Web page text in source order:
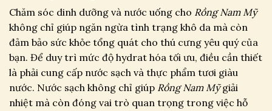
Chăm sóc dinh dưỡng và nước uống cho Rồng Nam Mỹ
không chỉ giúp ngăn ngừa tình trạng khô da mà còn
đảm bảo sức khỏe tổng quát cho thú cưng yêu quý của
bạn. Để duy trì mức độ hydrat hóa tối ưu, điều cần thiết
là phải cung cấp nước sạch và thực phẩm tươi giàu
nước. Nước sạch không chỉ giúp Rồng Nam Mỹgiải
nhiệt mà còn đóng vai trò quan trọng trong việc hỗ